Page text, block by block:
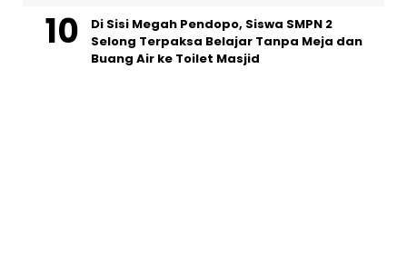
Di Sisi Megah Pendopo, Siswa SMPN 2
Selong Terpaksa Belajar Tanpa Meja dan
Buang Air ke Toilet Masjid